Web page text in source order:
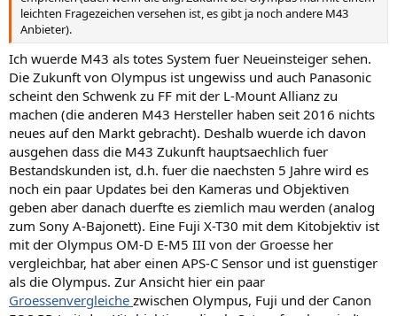
leichten Fragezeichen versehen ist, es gibt ja noch andere M43
Anbieter).
Ich wuerde M43 als totes System fuer Neueinsteiger sehen.
Die Zukunft von Olympus ist ungewiss und auch Panasonic
scheint den Schwenk zu FF mit der L-Mount Allianz zu
machen (die anderen M43 Hersteller haben seit 2016 nichts
neues auf den Markt gebracht). Deshalb wuerde ich davon
ausgehen dass die M43 Zukunft hauptsaechlich fuer
Bestandskunden ist, d.h. fuer die naechsten 5 Jahre wird es
noch ein paar Updates bei den Kameras und Objektiven
geben aber danach duerfte es ziemlich mau werden (analog
zum Sony A-Bajonett). Eine Fuji X-T30 mit dem Kitobjektiv ist
mit der Olympus OM-D E-M5 III von der Groesse her
vergleichbar, hat aber einen APS-C Sensor und ist guenstiger
als die Olympus. Zur Ansicht hier ein paar
Groessenvergleiche zwischen Olympus, Fuji und der Canon